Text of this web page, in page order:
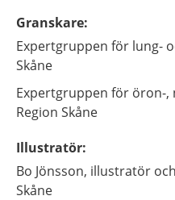
Granskare:
Expertgruppen för lung-
Skåne
Expertgruppen för öron-,
Region Skåne
Illustratör:
Bo Jönsson, illustratör
Skåne